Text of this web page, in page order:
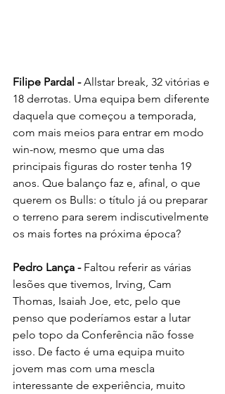
Filipe Pardal - Allstar break, 32 vitórias e
18 derrotas. Uma equipa bem diferente
daquela que começou a temporada,
com mais meios para entrar em modo
win-now, mesmo que uma das
principais figuras do roster tenha 19
anos. Que balanço faz e, afinal, o que
querem os Bulls: o título já ou preparar
o terreno para serem indiscutivelmente
os mais fortes na próxima época?
Pedro Lança - Faltou referir as várias
lesões que tivemos, Irving, Cam
Thomas, Isaiah Joe, etc, pelo que
penso que poderíamos estar a lutar
pelo topo da Conferência não fosse
isso. De facto é uma equipa muito
jovem mas com uma mescla
interessante de experiência, muito